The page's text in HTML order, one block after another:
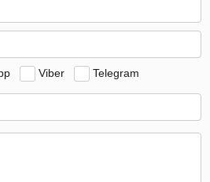
Viber Telegram